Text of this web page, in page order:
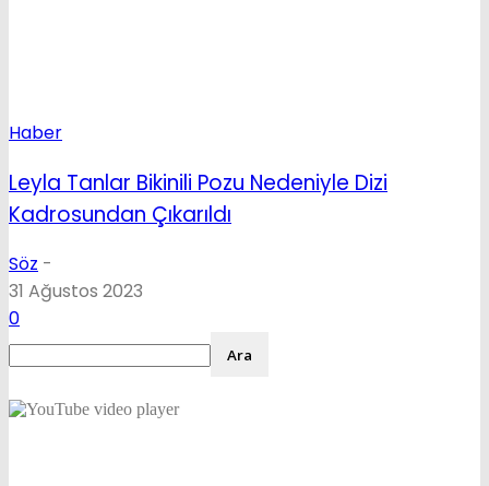
Haber
Leyla Tanlar Bikinili Pozu Nedeniyle Dizi
Kadrosundan Çıkarıldı
Söz -
31 Ağustos 2023
0